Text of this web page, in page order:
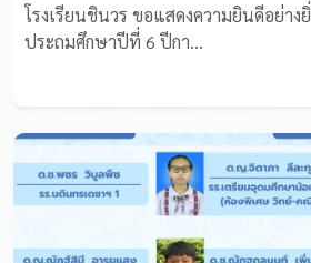
โรงเรียนชินวร ขอแสดงความยินดีอย่าง
ประถมศึกษาปีที่ 6 ปีกา...